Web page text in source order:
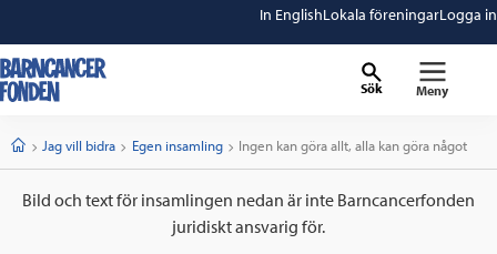
In EnglishLokala föreningarLogga in
Sök Meny
StartJag vill bidra Egen insamling Current:
Ingen kan göra allt, alla kan göra något
Bild och text för insamlingen nedan är inte Barncancerfonden
juridiskt ansvarig för.